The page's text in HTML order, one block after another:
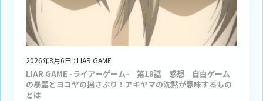
2026年8月6日 : LIAR GAME
LIAR GAME -ライアーゲーム- 第18話 感想｜自白ゲーム
の暴露とヨコヤの揺さぶり！アキヤマの沈黙が意味するもの
とは